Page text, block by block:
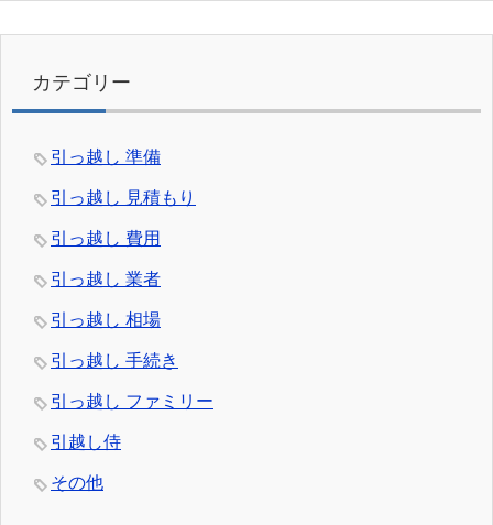
カテゴリー
引っ越し 準備
引っ越し 見積もり
引っ越し 費用
引っ越し 業者
引っ越し 相場
引っ越し 手続き
引っ越し ファミリー
引越し侍
その他